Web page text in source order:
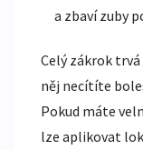
a zbaví zuby
Celý zákrok
něj necítíte
Pokud máte
lze aplikovat